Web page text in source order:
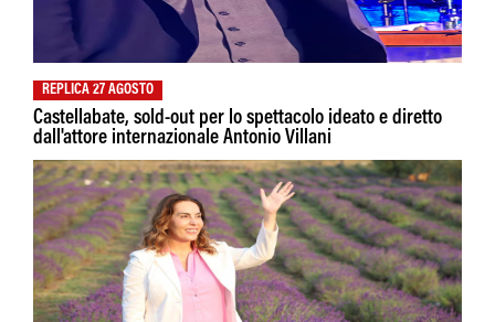
REPLICA 27 AGOSTO
Castellabate, sold-out per lo spettacolo ideato e diretto
dall'attore internazionale Antonio Villani